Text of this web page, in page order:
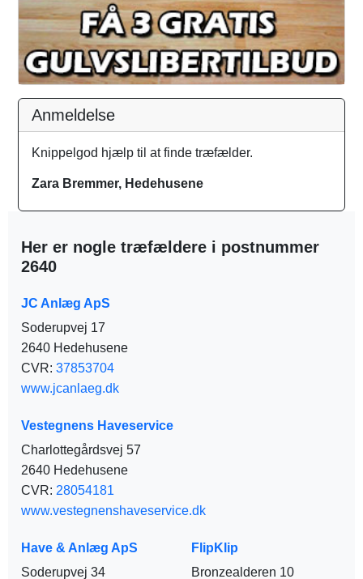
Anmeldelse
Knippelgod hjælp til at finde træfælder.
Zara Bremmer, Hedehusene
Her er nogle træfældere i postnummer
2640
JC Anlæg ApS
Soderupvej 17
2640 Hedehusene
CVR: 37853704
www.jcanlaeg.dk
Vestegnens Haveservice
Charlottegårdsvej 57
2640 Hedehusene
CVR: 28054181
www.vestegnenshaveservice.dk
Have & Anlæg ApS
Soderupvej 34
FlipKlip
Bronzealderen 10